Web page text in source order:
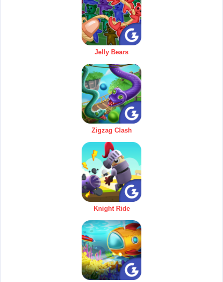
Jelly Bears
Zigzag Clash
Knight Ride